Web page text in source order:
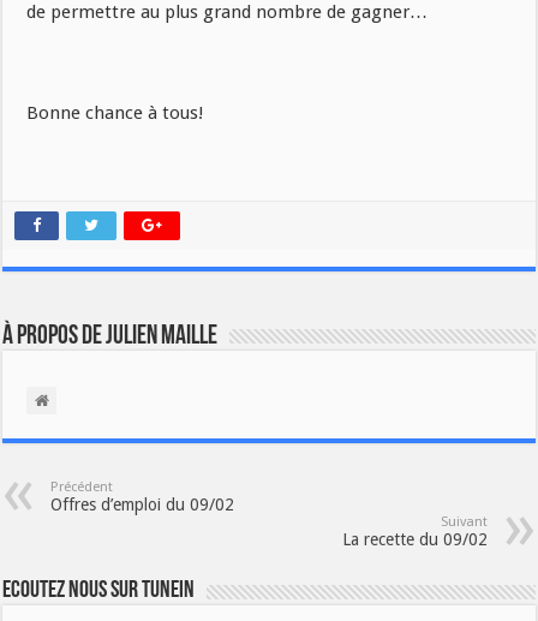
de permettre au plus grand nombre de gagner…
Bonne chance à tous!
À propos de Julien Maille
Précédent
Offres d’emploi du 09/02
Suivant
La recette du 09/02
Ecoutez nous sur TuneIn